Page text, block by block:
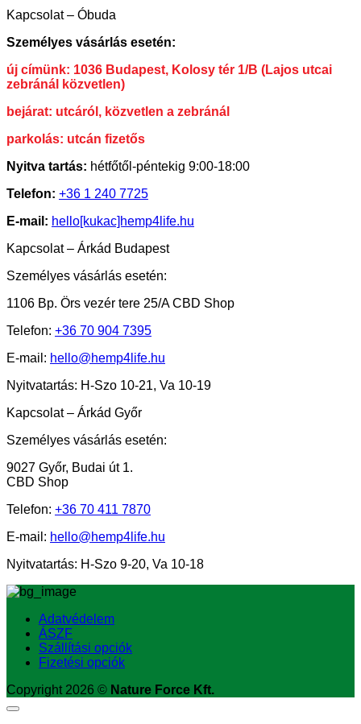
Kapcsolat – Óbuda
Személyes vásárlás esetén:
új címünk: 1036 Budapest, Kolosy tér 1/B (Lajos utcai
zebránál közvetlen)
bejárat: utcáról, közvetlen a zebránál
parkolás: utcán fizetős
Nyitva tartás: hétfőtől-péntekig 9:00-18:00
Telefon: +36 1 240 7725
E-mail: hello[kukac]hemp4life.hu
Kapcsolat – Árkád Budapest
Személyes vásárlás esetén:
1106 Bp. Örs vezér tere 25/A CBD Shop
Telefon: +36 70 904 7395
E-mail: hello@hemp4life.hu
Nyitvatartás: H-Szo 10-21, Va 10-19
Kapcsolat – Árkád Győr
Személyes vásárlás esetén:
9027 Győr, Budai út 1.
CBD Shop
Telefon: +36 70 411 7870
E-mail: hello@hemp4life.hu
Nyitvatartás: H-Szo 9-20, Va 10-18
Adatvédelem
ÁSZF
Szállítási opciók
Fizetési opciók
Copyright 2026 © Nature Force Kft.